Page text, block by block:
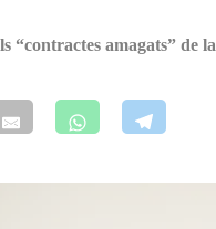
“contractes amagats” de la